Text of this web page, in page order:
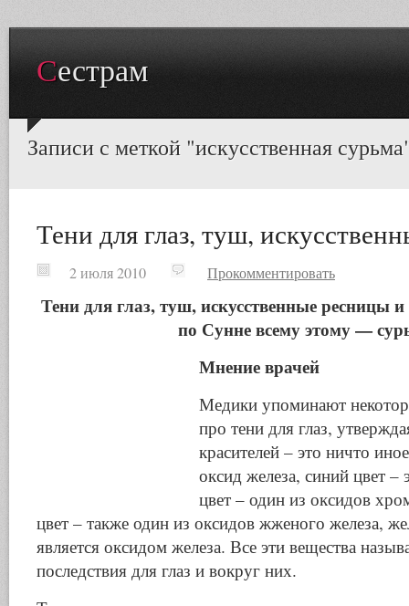
Сестрам
Записи с меткой "искусственная
Тени для глаз, туш,
2 июля 2010 Прокомментировать
Тени для глаз, туш, искусственные ресницы
по Сунне всему этому —
Мнение врачей
Медики упоминают
про тени для глаз,
красителей – это ничто
оксид железа, синий цвет –
цвет – один из оксидов
цвет – также один из оксидов жженого железа,
является оксидом железа. Все эти вещества
последствия для глаз и вокруг них.